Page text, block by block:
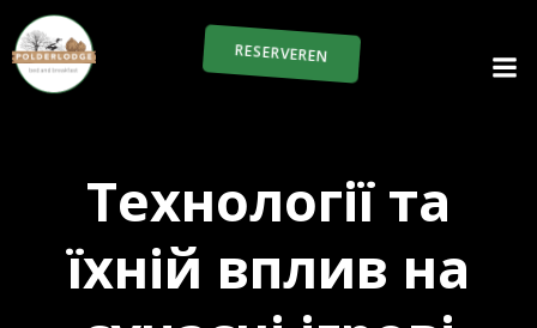
RESERVEREN
Технології та
їхній вплив на